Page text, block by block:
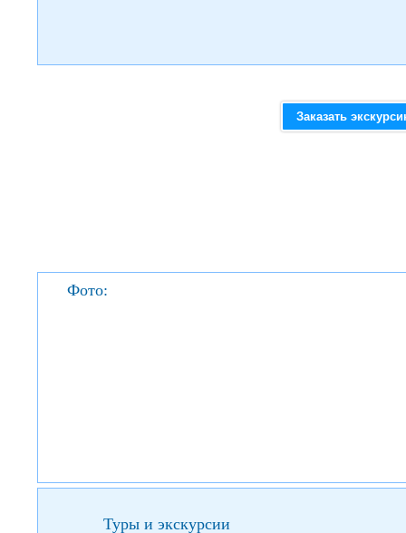
Заказать
Фото:
Туры и экскурсии